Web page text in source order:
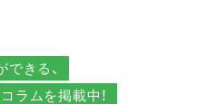
できる、
ラムを掲載中！